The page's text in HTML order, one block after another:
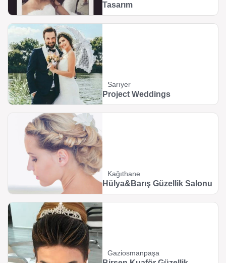
Tasarım
Sarıyer
Project Weddings
Kağıthane
Hülya&Barış Güzellik Salonu
Gaziosmanpaşa